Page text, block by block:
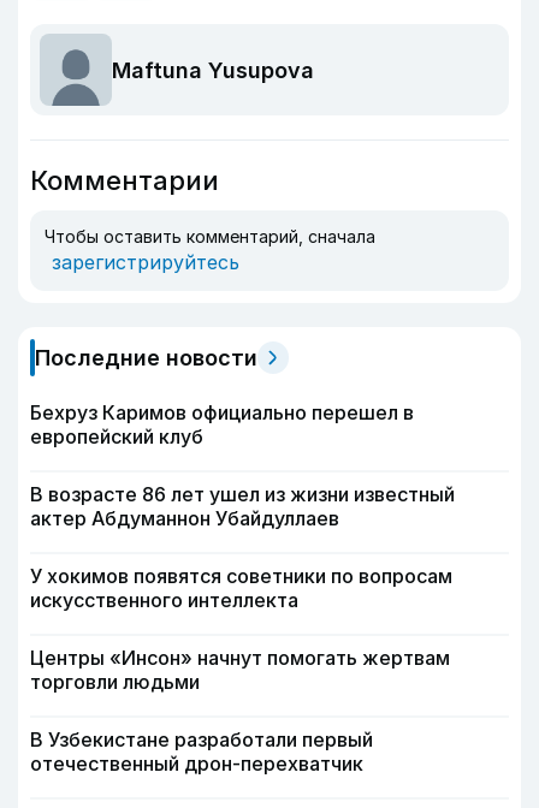
Maftuna Yusupova
Комментарии
Чтобы оставить комментарий, сначала
зарегистрируйтесь
Последние новости
Бехруз Каримов официально перешел в
европейский клуб
В возрасте 86 лет ушел из жизни известный
актер Абдуманнон Убайдуллаев
У хокимов появятся советники по вопросам
искусственного интеллекта
Центры «Инсон» начнут помогать жертвам
торговли людьми
В Узбекистане разработали первый
отечественный дрон-перехватчик